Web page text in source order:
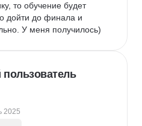
то обучение будет
дойти до финала и
У меня получилось)
2025